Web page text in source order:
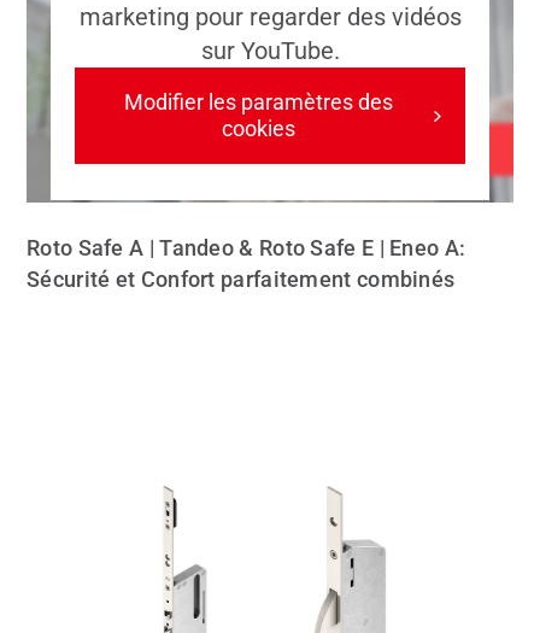
marketing pour regarder des vidéos
sur YouTube.
Modifier les paramètres des
cookies
Roto Safe A | Tandeo & Roto Safe E | Eneo A:
Sécurité et Confort parfaitement combinés